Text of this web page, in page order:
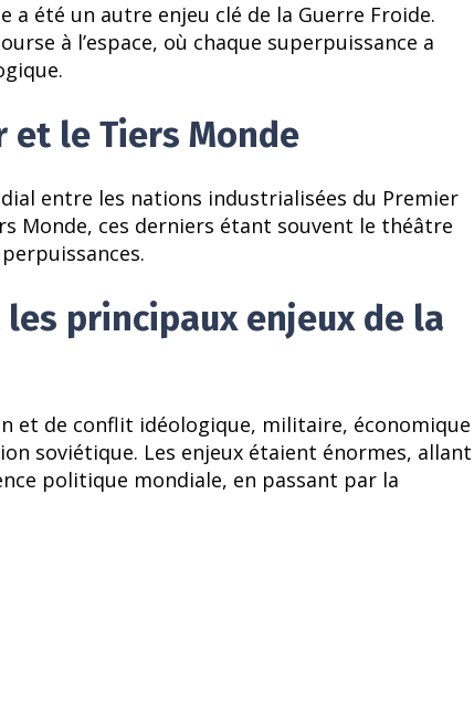
été un autre enjeu clé de la Guerre Froide.
à l’espace, où chaque superpuissance a
et le Tiers Monde
entre les nations industrialisées du Premier
Monde, ces derniers étant souvent le théâtre
principaux enjeux de la
et de conflit idéologique, militaire, économique
soviétique. Les enjeux étaient énormes, allant
politique mondiale, en passant par la